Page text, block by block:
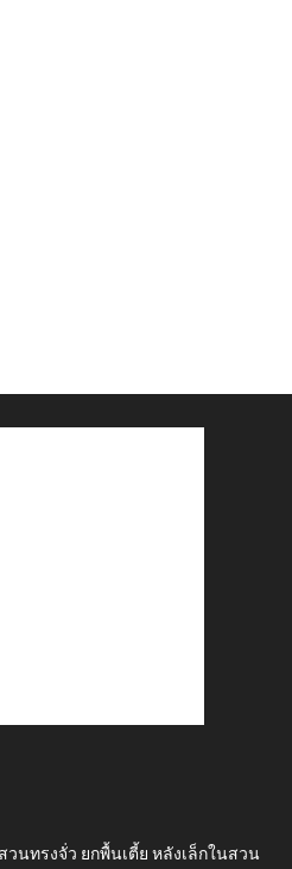
วนทรงจั่ว ยกพื้นเตี้ย หลังเล็กในสวน